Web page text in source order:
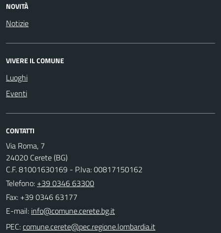
NOVITÀ
Notizie
VIVERE IL COMUNE
Luoghi
Eventi
CONTATTI
Via Roma, 7
24020 Cerete (BG)
C.F. 81001630169 - P.Iva: 00817150162
Telefono: +39 0346 63300
Fax: +39 0346 63177
E-mail:
PEC: